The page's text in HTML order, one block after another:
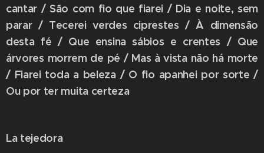
cantar / São com fio que fiarei / Dia e noite, sem
parar / Tecerei verdes ciprestes / À dimensão
desta fé / Que ensina sábios e crentes / Que
árvores morrem de pé / Mas à vista não há morte
/ Fiarei toda a beleza / O fio apanhei por sorte /
Ou por ter muita certeza
La tejedora